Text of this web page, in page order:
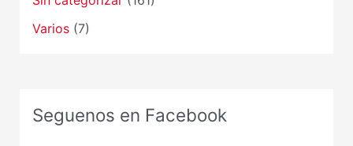
Varios(7)
Seguenos en Facebook